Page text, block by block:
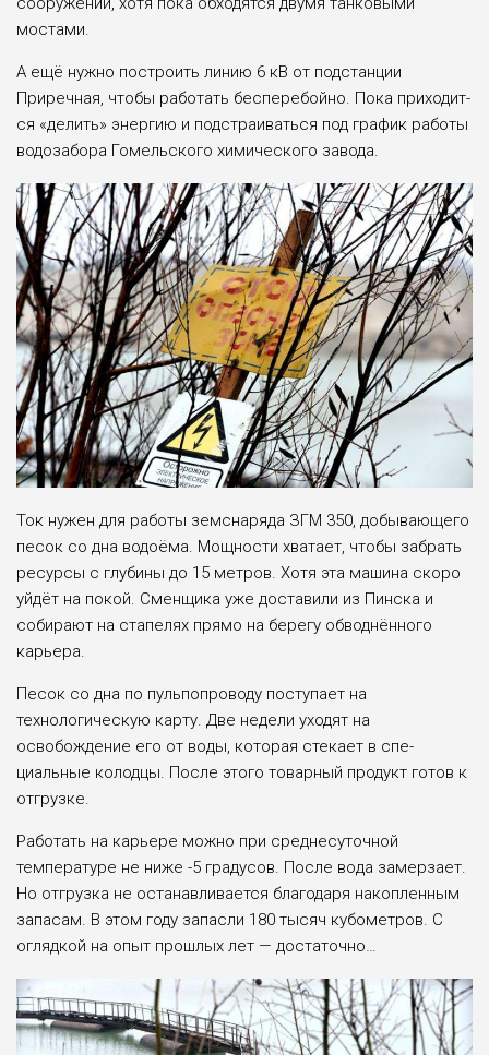
мостами.
А ещё нужно постро­ить линию 6 кВ от под­станции
Приречная, что­бы работать беспере­бойно. Пока приходит­
ся «делить» энергию и подстраиваться под гра­фик работы
водозабора Гомельского химическо­го завода.
Ток нужен для работы земснаряда ЗГМ 350, до­бывающего
песок со дна водоёма. Мощности хва­тает, чтобы забрать
ре­сурсы с глубины до 15 метров. Хотя эта маши­на скоро
уйдёт на покой. Сменщика уже доставили из Пинска и
собирают на стапелях прямо на бере­гу обводнённого
карьера.
Песок со дна по пуль­попроводу поступает на
технологическую кар­ту. Две недели уходят на
освобождение его от во­ды, которая стекает в спе­
циальные колодцы. После этого товарный продукт готов к
отгрузке.
Работать на карьере можно при среднесуточ­ной
температуре не ни­же -5 градусов. После во­да замерзает.
Но отгрузка не останавливается бла­годаря накопленным
за­пасам. В этом году за­пасли 180 тысяч кубоме­тров. С
оглядкой на опыт прошлых лет — доста­точно…